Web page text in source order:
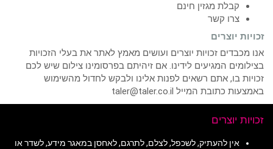
קבלת מגזין חינם
צרו קשר
זכויות יוצרים
אנו מכבדים זכויות יוצרים ועושים מאמץ לאתר את בעלי הזכויות
בצילומים המגיעים לידינו. אם זיהיתם בפרסומינו צילום שיש לכם
זכויות בו, אתם רשאים לפנות אלינו ולבקש לחדול מהשימוש
באמצעות כתובת המייל taler@taler.co.il
זכויות יוצרים
אין להעתיק, לשכפל, לצלם, לתרגם, לאחסן במאגר מידע, לשדר או